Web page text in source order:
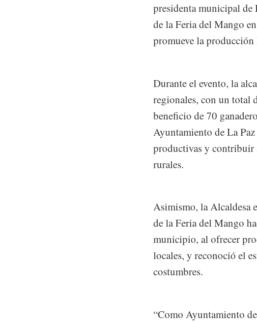
presidenta municipal de
de la Feria del Mango
promueve la producción
Durante el evento, la
regionales, con un total
beneficio de 70
Ayuntamiento de La
productivas y contribuir
rurales.
Asimismo, la Alcaldesa
de la Feria del Mango
municipio, al ofrecer
locales, y reconoció el
costumbres.
“Como Ayuntamiento